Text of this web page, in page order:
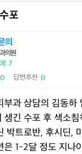
포
의
의원
: 7
0 답변추천 0
부과 상담의 김동하
생긴 수포 후 색소
박트로반, 후시딘,
은 1-2달 정도 지나